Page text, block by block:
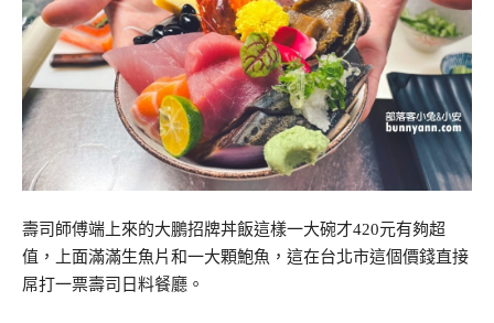
壽司師傅端上來的大鵬招牌丼飯這樣一大碗才420元有夠超
值，上面滿滿生魚片和一大顆鮑魚，這在台北市這個價錢直接
屌打一票壽司日料餐廳。